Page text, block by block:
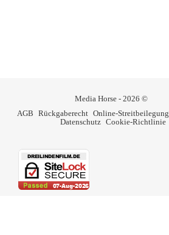
Media Horse - 2026 ©
AGB Rückgaberecht Online-Streitbeilegung
Datenschutz Cookie-Richtlinie